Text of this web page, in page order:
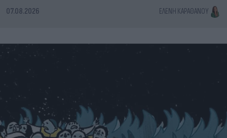
07.08.2026 ΕΛΈΝΗ ΚΑΡΑΘΆΝΟΥ